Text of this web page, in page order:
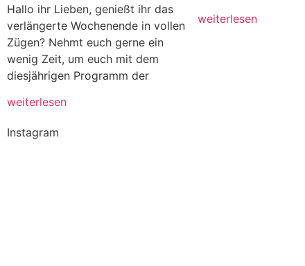
Hallo ihr Lieben, genießt ihr das
verlängerte Wochenende in vollen
Zügen? Nehmt euch gerne ein
wenig Zeit, um euch mit dem
diesjährigen Programm der
weiterlesen
weiterlesen
Instagram